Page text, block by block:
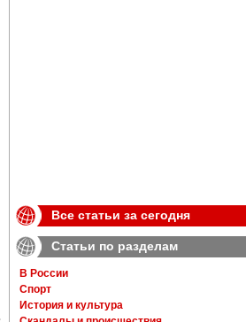
Все статьи за сегодня
Статьи по разделам
В России
Спорт
История и культура